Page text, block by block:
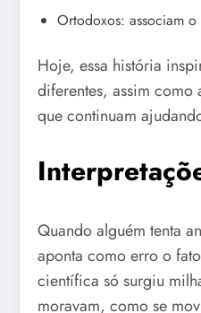
Ortodoxos: associam
Hoje, essa história
diferentes, assim
que continuam
Quando alguém tenta
aponta como erro o
científica só surgiu
moravam, como se